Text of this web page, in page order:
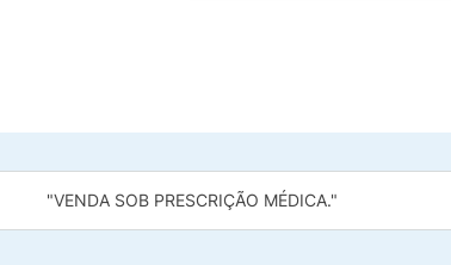
"VENDA SOB PRESCRIÇÃO MÉDICA."